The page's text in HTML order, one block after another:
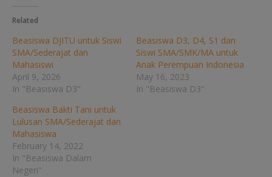
Related
Beasiswa DJITU untuk Siswi
SMA/Sederajat dan
Mahasiswi
April 9, 2026
In "Beasiswa D3"
Beasiswa D3, D4, S1 dan
Siswi SMA/SMK/MA untuk
Anak Perempuan Indonesia
May 16, 2023
In "Beasiswa D3"
Beasiswa Bakti Tani untuk
Lulusan SMA/Sederajat dan
Mahasiswa
February 14, 2022
In "Beasiswa Dalam
Negeri"